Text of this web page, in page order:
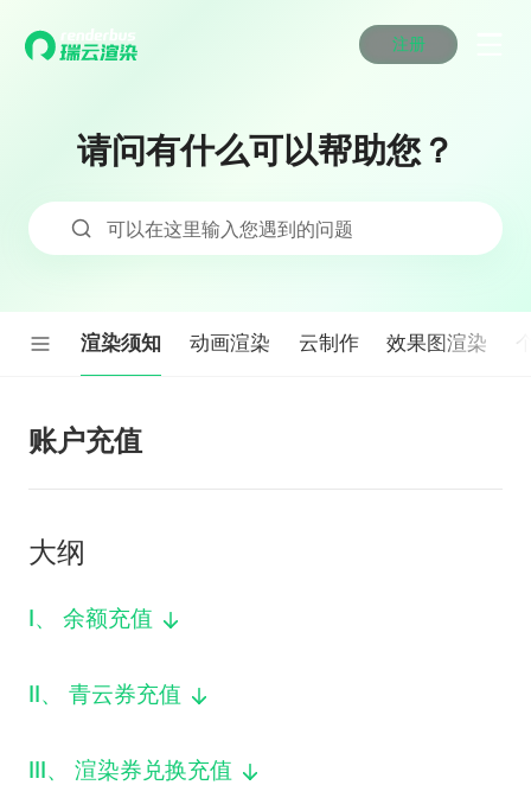
注册
产品服务
云制作
云渲染管理系统
瑞兔百宝箱
云制作
云渲染管理系统
瑞兔百宝箱
云制作
云渲染管理系统
瑞兔百宝箱
云制作
云渲染管理系统
瑞兔百宝箱
云制作
云渲染管理系统
瑞兔百宝箱
云制作
云渲染管理系统
瑞兔百宝箱
解决方案
Maya云渲染方案
3ds Max云渲染方案
Cinema 4D云渲染方案
Maya AI渲染方案
Maya云渲染方案
3ds Max云渲染方案
Cinema 4D云渲染方案
Maya AI渲染方案
Maya云渲染方案
3ds Max云渲染方案
Cinema 4D云渲染方案
Maya AI渲染方案
Maya云渲染方案
3ds Max云渲染方案
Cinema 4D云渲染方案
Maya AI渲染方案
Maya云渲染方案
3ds Max云渲染方案
Cinema 4D云渲染方案
Maya AI渲染方案
Maya云渲染方案
3ds Max云渲染方案
Cinema 4D云渲染方案
Maya AI渲染方案
动画价格
云制作价格
动画价格
云制作价格
动画价格
云制作价格
动画价格
云制作价格
动画价格
云制作价格
动画价格
云制作价格
案例
新闻资讯
渲染大赛
新闻资讯
渲染大赛
新闻资讯
渲染大赛
新闻资讯
渲染大赛
新闻资讯
渲染大赛
新闻资讯
渲染大赛
特惠专区
云渲染优惠攻略
云渲染优惠攻略
云渲染优惠攻略
云渲染优惠攻略
云渲染优惠攻略
云渲染优惠攻略
下载动画客户端
效果图客户端
动画客户端
效果图客户端
动画客户端
效果图客户端
动画客户端
效果图客户端
动画客户端
效果图客户端
动画客户端
效果图客户端
帮助/教程
请问有什么可以帮助您？
可以在这里输入您遇到的问题
渲染须知 动画渲染 云制作 效果图渲染
账户充值
大纲
I、 余额充值
II、 青云券充值
III、 渲染券兑换充值